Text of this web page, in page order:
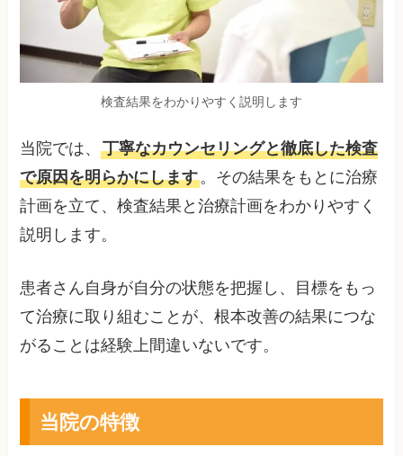
検査結果をわかりやすく説明します
当院では、丁寧なカウンセリングと徹底した検査
で原因を明らかにします。その結果をもとに治療
計画を立て、検査結果と治療計画をわかりやすく
説明します。
患者さん自身が自分の状態を把握し、目標をもっ
て治療に取り組むことが、根本改善の結果につな
がることは経験上間違いないです。
当院の特徴